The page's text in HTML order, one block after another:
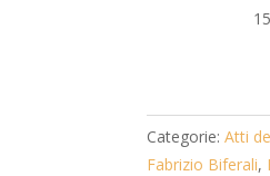
Categorie: Atti
Fabrizio Biferali,